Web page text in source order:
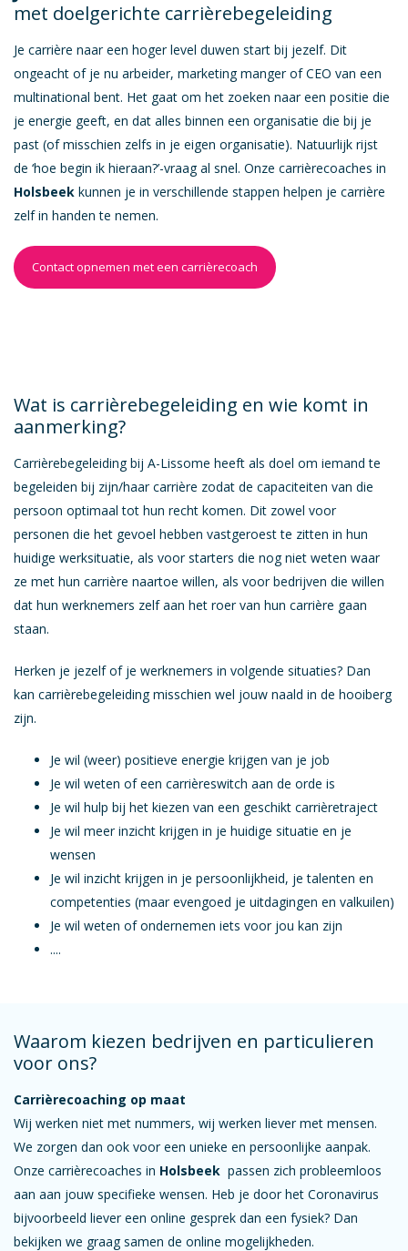
VDAB Loopbaancheque
Werkbaarheidscheque
Gratis testen
Zelf aan de slag
Over A-Lissome
Jobs
Pers
met doelgerichte carrièrebegeleiding
Je carrière naar een hoger level duwen start bij jezelf. Dit
ongeacht of je nu arbeider, marketing manger of CEO van een
multinational bent. Het gaat om het zoeken naar een positie die
je energie geeft, en dat alles binnen een organisatie die bij je
past (of misschien zelfs in je eigen organisatie). Natuurlijk rijst
de ‘hoe begin ik hieraan?’-vraag al snel. Onze carrièrecoaches in
Holsbeek kunnen je in verschillende stappen helpen je carrière
zelf in handen te nemen.
Contact opnemen met een carrièrecoach
Wat is carrièrebegeleiding en wie komt in
aanmerking?
Carrièrebegeleiding bij A-Lissome heeft als doel om iemand te
begeleiden bij zijn/haar carrière zodat de capaciteiten van die
persoon optimaal tot hun recht komen. Dit zowel voor
personen die het gevoel hebben vastgeroest te zitten in hun
huidige werksituatie, als voor starters die nog niet weten waar
ze met hun carrière naartoe willen, als voor bedrijven die willen
dat hun werknemers zelf aan het roer van hun carrière gaan
staan.
Herken je jezelf of je werknemers in volgende situaties? Dan
kan carrièrebegeleiding misschien wel jouw naald in de hooiberg
zijn.
Je wil (weer) positieve energie krijgen van je job
Je wil weten of een carrièreswitch aan de orde is
Je wil hulp bij het kiezen van een geschikt carrièretraject
Je wil meer inzicht krijgen in je huidige situatie en je
wensen
Je wil inzicht krijgen in je persoonlijkheid, je talenten en
competenties (maar evengoed je uitdagingen en valkuilen)
Je wil weten of ondernemen iets voor jou kan zijn
....
Waarom kiezen bedrijven en particulieren
voor ons?
Carrièrecoaching op maat
Wij werken niet met nummers, wij werken liever met mensen.
We zorgen dan ook voor een unieke en persoonlijke aanpak.
Onze carrièrecoaches in Holsbeek passen zich probleemloos
aan aan jouw specifieke wensen. Heb je door het Coronavirus
bijvoorbeeld liever een online gesprek dan een fysiek? Dan
bekijken we graag samen de online mogelijkheden.